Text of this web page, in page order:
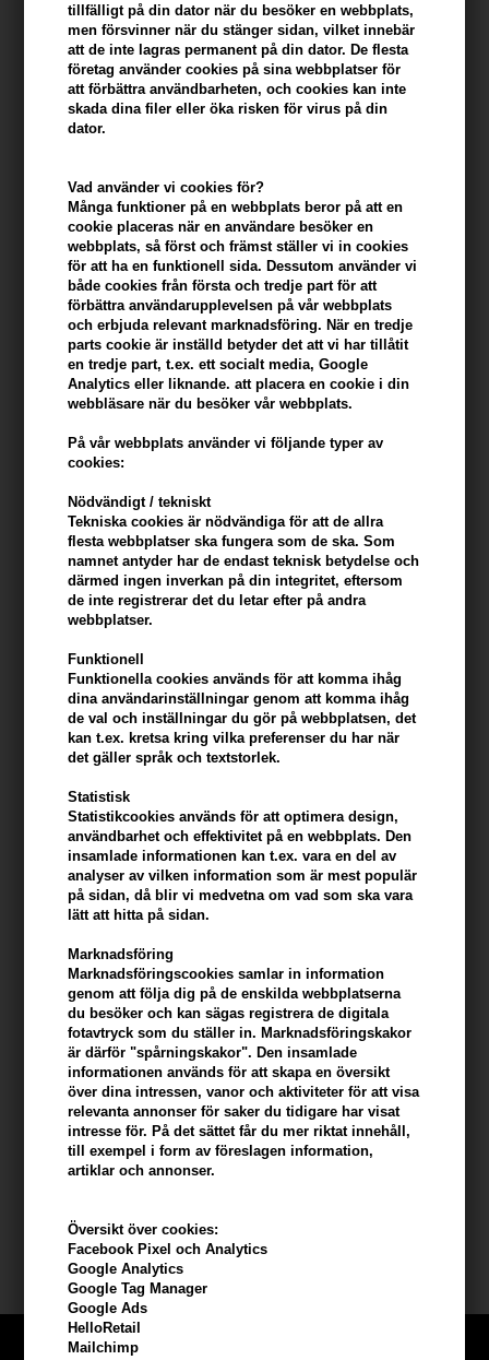
tillfälligt på din dator när du besöker en webbplats,
men försvinner när du stänger sidan, vilket innebär
att de inte lagras permanent på din dator. De flesta
företag använder cookies på sina webbplatser för
att förbättra användbarheten, och cookies kan inte
skada dina filer eller öka risken för virus på din
dator.
Vad använder vi cookies för?
Många funktioner på en webbplats beror på att en
cookie placeras när en användare besöker en
webbplats, så först och främst ställer vi in ​​cookies
för att ha en funktionell sida. Dessutom använder vi
både cookies från första och tredje part för att
förbättra användarupplevelsen på vår webbplats
och erbjuda relevant marknadsföring. När en tredje
parts cookie är inställd betyder det att vi har tillåtit
en tredje part, t.ex. ett socialt media, Google
Analytics eller liknande. att placera en cookie i din
webbläsare när du besöker vår webbplats.
På vår webbplats använder vi följande typer av
cookies:
Nödvändigt / tekniskt
Tekniska cookies är nödvändiga för att de allra
flesta webbplatser ska fungera som de ska. Som
namnet antyder har de endast teknisk betydelse och
därmed ingen inverkan på din integritet, eftersom
de inte registrerar det du letar efter på andra
webbplatser.
Funktionell
Funktionella cookies används för att komma ihåg
dina användarinställningar genom att komma ihåg
de val och inställningar du gör på webbplatsen, det
kan t.ex. kretsa kring vilka preferenser du har när
det gäller språk och textstorlek.
Statistisk
Statistikcookies används för att optimera design,
användbarhet och effektivitet på en webbplats. Den
insamlade informationen kan t.ex. vara en del av
analyser av vilken information som är mest populär
på sidan, då blir vi medvetna om vad som ska vara
lätt att hitta på sidan.
Marknadsföring
Marknadsföringscookies samlar in information
genom att följa dig på de enskilda webbplatserna
du besöker och kan sägas registrera de digitala
fotavtryck som du ställer in. Marknadsföringskakor
är därför "spårningskakor". Den insamlade
informationen används för att skapa en översikt
över dina intressen, vanor och aktiviteter för att visa
relevanta annonser för saker du tidigare har visat
intresse för. På det sättet får du mer riktat innehåll,
till exempel i form av föreslagen information,
artiklar och annonser.
Översikt över cookies:
Facebook Pixel och Analytics
Google Analytics
Google Tag Manager
Google Ads
HelloRetail
Mailchimp
Enhetspris ved 2 stk. 692,00 SEK Spara 4%
+
Du tjänar 35 Bonuskronor på köp av denna artikel -
konto
KÖP FÖR YTTERLIGARE 499,00 SEK OCH FÅ FRI FRAKT 499 SEK
Beskrivning Recensioner Tillverkare
Unna dig den ultimata lyxiga håroljan med Kerastase Elixir Ultime
L'Huile Originale Oil, nu påfyllningsbar. Berikad med de finaste
ingredienserna, inklusive Wild Camellia och French Camellia, är
varje droppe en djupt lyxig oljebehandling för alla hårtyper.
Egenskaper
Kerastase Elixir Ultime L'Huile Originale Oil hårolja ger överlägsen
prestanda för att på djupet ge näring, stärka och skydda dina
hårfibrer och skapa en fantastisk glans på det vildaste, ohanterliga
eller frisigaste håret.
- Ultralätt för snabbare absorption
- Ger en självlysande lyster till tråkigt, torrt eller burrigt hår och
fungerar som ett värmeskydd under styling.
- Flaskan är gjord av 30 % återvunnet glas och påfyllningen, gjord
av 95 % återvunnen plast***, hjälper till att minska avfallet utan att
kompromissa med elegansen.
- Leave-in-hårolja med den delikata doften av den ikoniska
Kérastase-parfymen
Hur man använder Kerastase Elixir Ultime L'Huile
Originale
Hur du använder Refill
Du kan enkelt fylla på din flaska igen och igen tack vare en 3-
stegsprocess:
1. Skruva loss din tomma oljepåfyllning och separera den från
glasflaskan
2. Packa upp din nya oljepåfyllning och lägg den i glasflaskan
3. Vrid din refill till vänster tills den klickar för att låsa och
återanvänd din tomma refill genom att ta bort pumpen
Kerastase